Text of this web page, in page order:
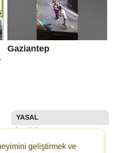
Gaziantep
YASAL
İLETIŞIM
KÜNYEgeliştirmek ve